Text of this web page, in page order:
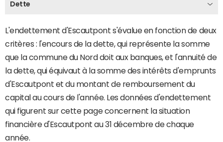
Dette
L'endettement d'Escautpont s'évalue en fonction de deux
critères : l'encours de la dette, qui représente la somme
que la commune du Nord doit aux banques, et l'annuité de
la dette, qui équivaut à la somme des intérêts d'emprunts
d'Escautpont et du montant de remboursement du
capital au cours de l'année. Les données d'endettement
qui figurent sur cette page concernent la situation
financière d'Escautpont au 31 décembre de chaque
année.